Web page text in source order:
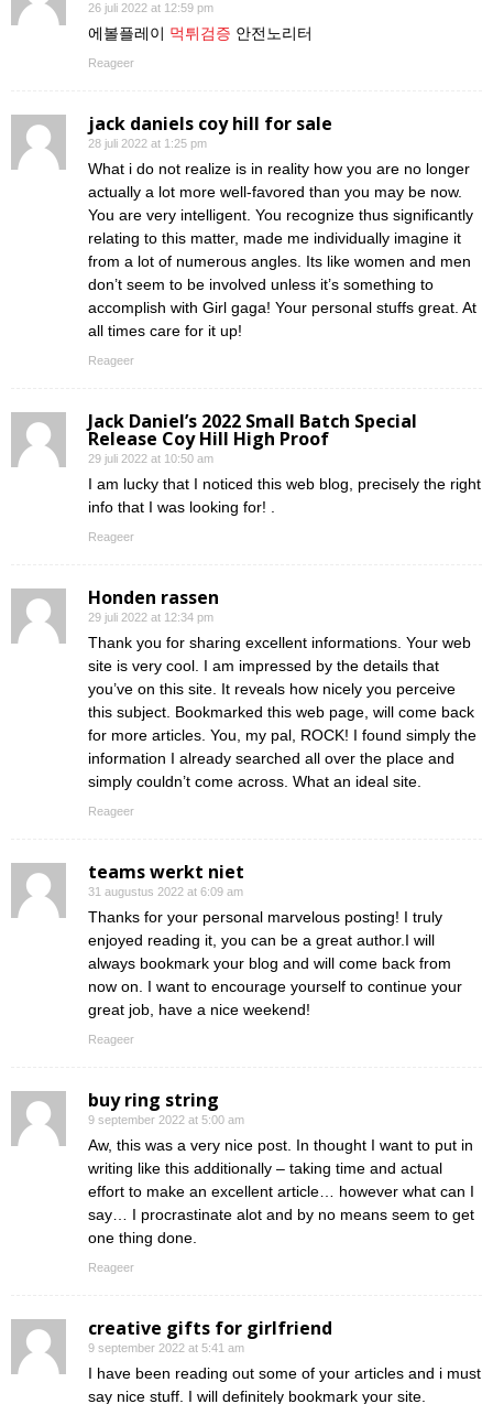
26 juli 2022 at 12:59 pm
에볼플레이 먹튀검증 안전노리터
Reageer
jack daniels coy hill for sale
28 juli 2022 at 1:25 pm
What i do not realize is in reality how you are no longer
actually a lot more well-favored than you may be now.
You are very intelligent. You recognize thus significantly
relating to this matter, made me individually imagine it
from a lot of numerous angles. Its like women and men
don’t seem to be involved unless it’s something to
accomplish with Girl gaga! Your personal stuffs great. At
all times care for it up!
Reageer
Jack Daniel’s 2022 Small Batch Special
Release Coy Hill High Proof
29 juli 2022 at 10:50 am
I am lucky that I noticed this web blog, precisely the right
info that I was looking for! .
Reageer
Honden rassen
29 juli 2022 at 12:34 pm
Thank you for sharing excellent informations. Your web
site is very cool. I am impressed by the details that
you’ve on this site. It reveals how nicely you perceive
this subject. Bookmarked this web page, will come back
for more articles. You, my pal, ROCK! I found simply the
information I already searched all over the place and
simply couldn’t come across. What an ideal site.
Reageer
teams werkt niet
31 augustus 2022 at 6:09 am
Thanks for your personal marvelous posting! I truly
enjoyed reading it, you can be a great author.I will
always bookmark your blog and will come back from
now on. I want to encourage yourself to continue your
great job, have a nice weekend!
Reageer
buy ring string
9 september 2022 at 5:00 am
Aw, this was a very nice post. In thought I want to put in
writing like this additionally – taking time and actual
effort to make an excellent article… however what can I
say… I procrastinate alot and by no means seem to get
one thing done.
Reageer
creative gifts for girlfriend
9 september 2022 at 5:41 am
I have been reading out some of your articles and i must
say nice stuff. I will definitely bookmark your site.